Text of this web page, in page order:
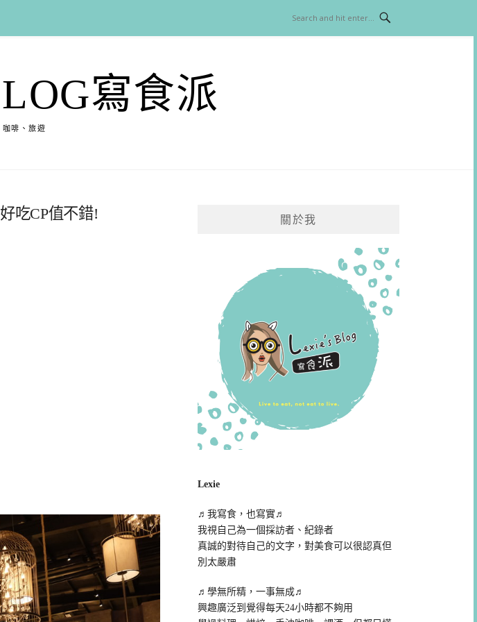
寫食派
咖啡、旅遊
吃CP值不錯! 關於我
Lexie
♬我寫食，也寫實♬
我視自己為一個採訪者、紀錄者
真誠的對待自己的文字，對美食可以很認真但
別太嚴肅
♬學無所精，一事無成♬
興趣廣泛到覺得每天24小時都不夠用